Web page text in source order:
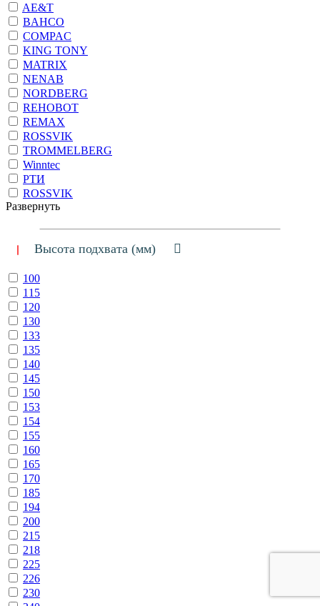
AE&T
BAHCO
COMPAC
KING TONY
MATRIX
NENAB
NORDBERG
REHOBOT
REMAX
ROSSVIK
TROMMELBERG
Winntec
РТИ
ROSSVIK
Развернуть
Высота подхвата (мм)
100
115
120
130
133
135
140
145
150
153
154
155
160
165
170
185
194
200
215
218
225
226
230